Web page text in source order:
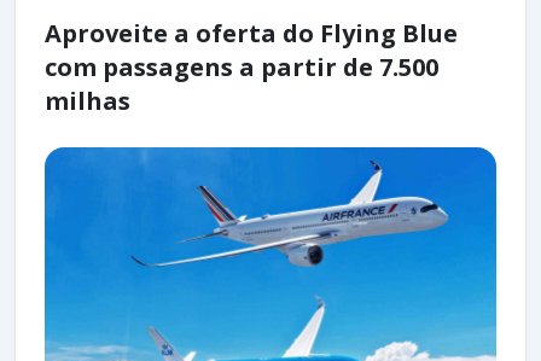
Aproveite a oferta do Flying Blue
com passagens a partir de 7.500
milhas